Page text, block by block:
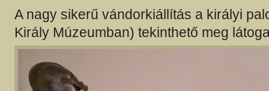
A nagy sikerű vándorkiállítás a királyi
Király Múzeumban) tekinthető meg